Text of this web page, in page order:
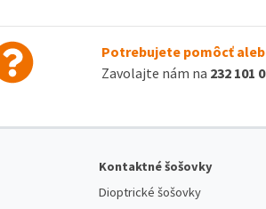
Potrebujete pomôcť
Zavolajte nám na 232 101
Kontaktné šošovky
Dioptrické šošovky